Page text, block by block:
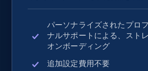
Home Depot US
パーソナライズされたプロ
ナルサポートによる、スト
オンボーディング
追加設定費用不要